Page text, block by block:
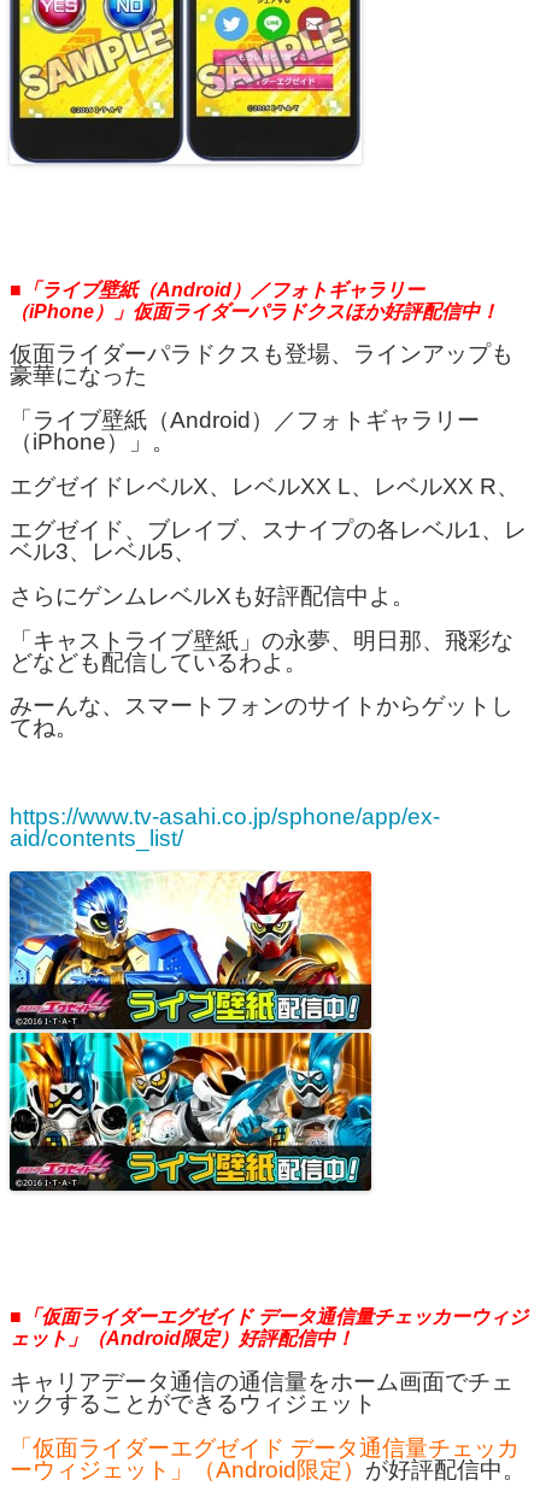
■「ライブ壁紙（Android）／フォトギャラリー
（iPhone）」仮面ライダーパラドクスほか好評配信中！
仮面ライダーパラドクスも登場、ラインアップも
豪華になった
「ライブ壁紙（Android）／フォトギャラリー
（iPhone）」。
エグゼイドレベルX、レベルXX L、レベルXX R、
エグゼイド、ブレイブ、スナイプの各レベル1、レ
ベル3、レベル5、
さらにゲンムレベルXも好評配信中よ。
「キャストライブ壁紙」の永夢、明日那、飛彩な
どなども配信しているわよ。
みーんな、スマートフォンのサイトからゲットし
てね。
https://www.tv-asahi.co.jp/sphone/app/ex-
aid/contents_list/
■「仮面ライダーエグゼイド データ通信量チェッカーウィジ
ェット」（Android限定）好評配信中！
キャリアデータ通信の通信量をホーム画面でチェ
ックすることができるウィジェット
「仮面ライダーエグゼイド データ通信量チェッカ
ーウィジェット」（Android限定） が好評配信中。